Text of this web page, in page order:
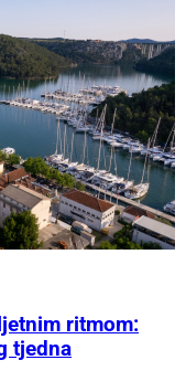
ritmom:
tjedna